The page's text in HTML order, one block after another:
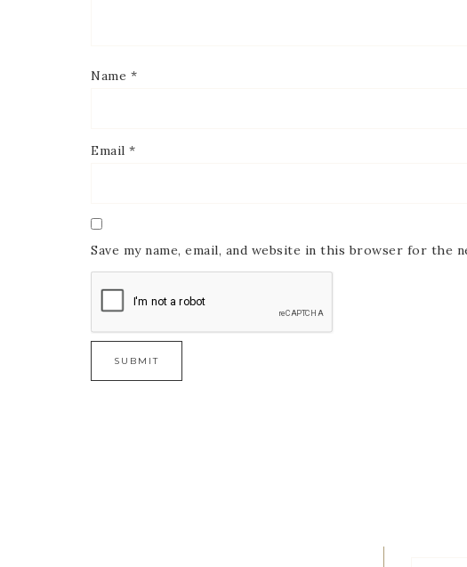
Name *
Email *
Save my name, email, and website in this browser for the